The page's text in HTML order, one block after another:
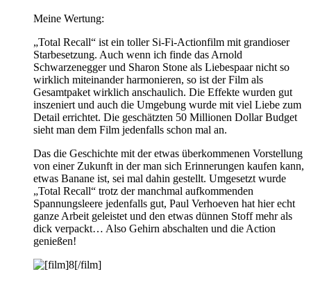
Meine Wertung:
„Total Recall“ ist ein toller Si-Fi-Actionfilm mit grandioser
Starbesetzung. Auch wenn ich finde das Arnold
Schwarzenegger und Sharon Stone als Liebespaar nicht so
wirklich miteinander harmonieren, so ist der Film als
Gesamtpaket wirklich anschaulich. Die Effekte wurden gut
inszeniert und auch die Umgebung wurde mit viel Liebe zum
Detail errichtet. Die geschätzten 50 Millionen Dollar Budget
sieht man dem Film jedenfalls schon mal an.
Das die Geschichte mit der etwas überkommenen Vorstellung
von einer Zukunft in der man sich Erinnerungen kaufen kann,
etwas Banane ist, sei mal dahin gestellt. Umgesetzt wurde
„Total Recall“ trotz der manchmal aufkommenden
Spannungsleere jedenfalls gut, Paul Verhoeven hat hier echt
ganze Arbeit geleistet und den etwas dünnen Stoff mehr als
dick verpackt… Also Gehirn abschalten und die Action
genießen!